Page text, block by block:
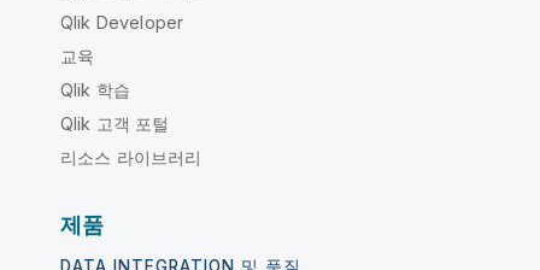
Qlik Developer
교육
Qlik 학습
Qlik 고객 포털
리소스 라이브러리
제품